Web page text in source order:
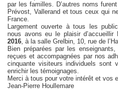
par les familles. D’autres noms
Prévost, Vallerand et tous ceux qui
France.
Largement ouverte à tous les
nous avons eu le plaisir
2016, à la salle Grelbin, 10, rue de
Bien préparées par les
reçues et accompagnées par nos
cinquante visiteurs individuels sont
enrichir les témoignages.
Merci à tous pour votre intérêt et vos
Jean-Pierre Houllemare